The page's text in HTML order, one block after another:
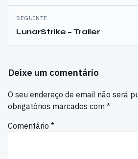
artigos
SEGUINTE
LunarStrike – Trailer
Deixe um comentário
O seu endereço de email não será
obrigatórios marcados com *
Comentário *